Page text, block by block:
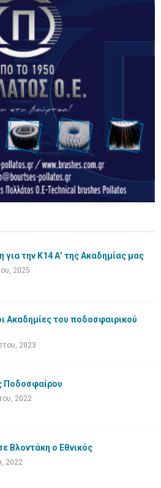
για την Κ14 Α’ της Ακαδημίας μας
2025
Ακαδημίες του ποδοσφαιρικού
2023
Ποδοσφαίρου
2022
Βλοντάκη ο Εθνικός
2022